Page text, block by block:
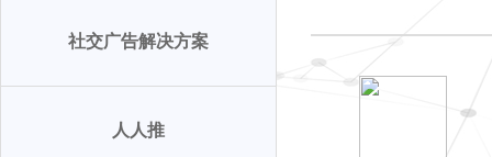
社交广告解决方案
人人推